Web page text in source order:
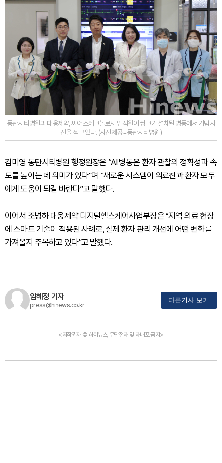
동탄시티병원과 대웅제약, 씨어스테크놀로지 임직원이 씽크가 설치된 병동에서 기념사
진을 찍고 있다. (사진 제공=동탄시티병원)
김미영 동탄시티병원 행정원장은 “AI 병동은 환자 관찰의 정확성과 속
도를 높이는 데 의미가 있다”며 “새로운 시스템이 의료진과 환자 모두
에게 도움이 되길 바란다”고 말했다.
이어서 조병하 대웅제약 디지털헬스케어사업부장은 “지역 의료 현장
에 스마트 기술이 적용된 사례로, 실제 환자 관리 개선에 어떤 변화를
가져올지 주목하고 있다”고 말했다.
임혜정 기자
press@hinews.co.kr
다른기사 보기
<저작권자 © 하이뉴스, 무단전재 및 재배포 금지>